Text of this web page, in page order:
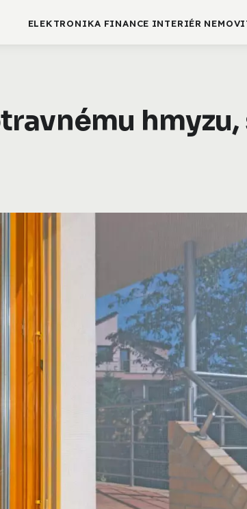
ELEKTRONIKA FINANCE INTERIÉR